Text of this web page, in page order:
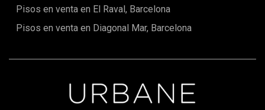
Pisos en venta en El Raval, Barcelona
Pisos en venta en Diagonal Mar, Barcelona